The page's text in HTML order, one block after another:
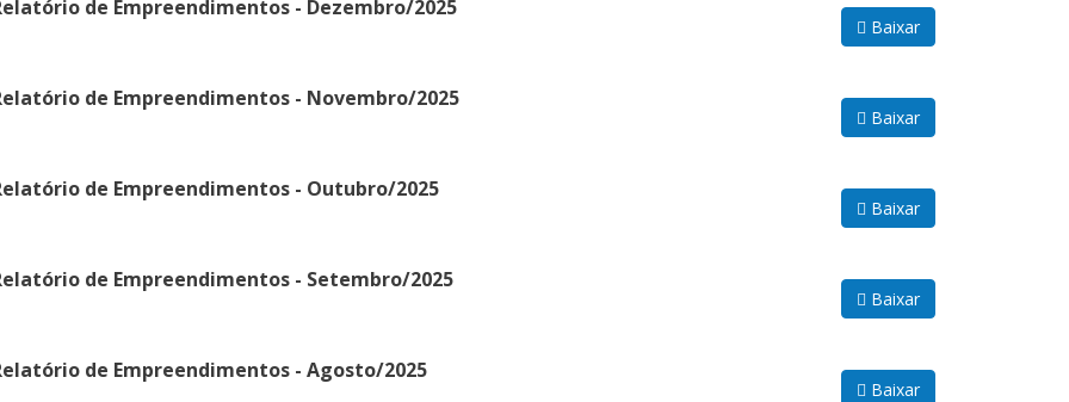
de Empreendimentos - Dezembro/2025
Baixar
de Empreendimentos - Novembro/2025
Baixar
de Empreendimentos - Outubro/2025
Baixar
de Empreendimentos - Setembro/2025
Baixar
de Empreendimentos - Agosto/2025
Baixar